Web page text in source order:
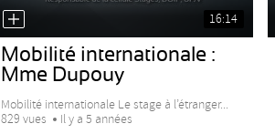
16:14
Mobilité internationale :
Mme Dupouy
Mobilité internationale Le stage à l’étranger...
829 vues
Il y a 5 années